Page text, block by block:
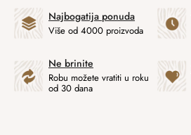
Najbogatija ponuda
Više od 4000 proizvoda
Ne brinite
Robu možete vratiti u roku
od 30 dana